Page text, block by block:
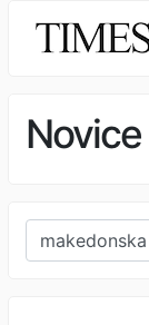
Novice